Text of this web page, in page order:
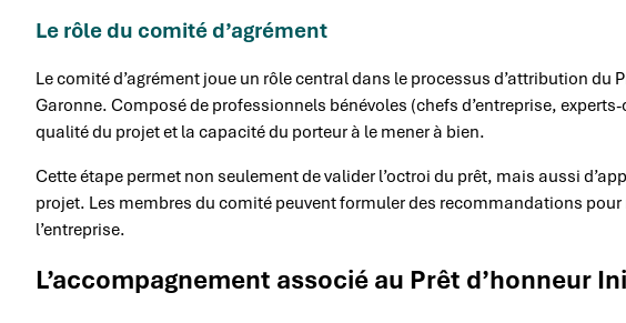
Le rôle du comité d’agrément
Le comité d’agrément joue un rôle central dans le processus d’attribution du
Garonne. Composé de professionnels bénévoles (chefs d’entreprise,
qualité du projet et la capacité du porteur à le mener à bien.
Cette étape permet non seulement de valider l’octroi du prêt, mais aussi
projet. Les membres du comité peuvent formuler des recommandations
l’entreprise.
L’accompagnement associé au Prêt d’honneur